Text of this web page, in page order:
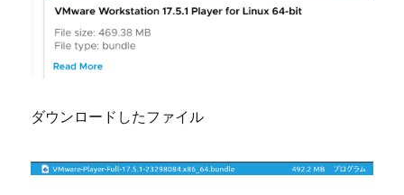
ダウンロードしたファイル